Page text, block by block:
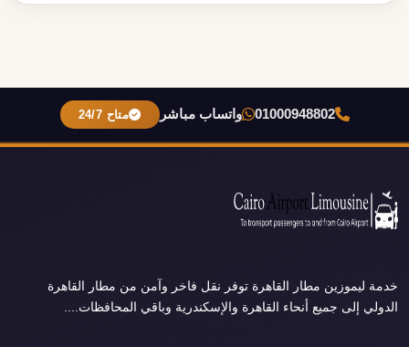
01000948802 واتساب مباشر متاح 24/7
خدمة ليموزين مطار القاهرة توفر نقل فاخر وآمن من مطار القاهرة
الدولي إلى جميع أنحاء القاهرة والإسكندرية وباقي المحافظات....